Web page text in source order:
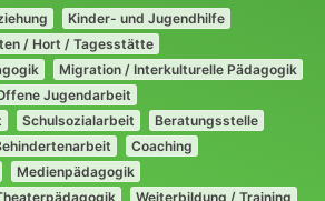
Kinder- und Jugendhilfe
/ Hort / Tagesstätte
Migration / Interkulturelle Pädagogik
Jugendarbeit
Schulsozialarbeit
Beratungsstelle
Coaching
Medienpädagogik
Weiterbildung / Training